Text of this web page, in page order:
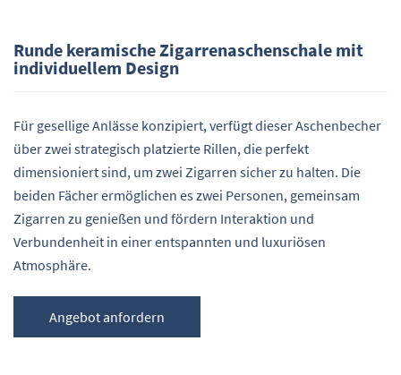
Runde keramische Zigarrenaschenschale mit
individuellem Design
Für gesellige Anlässe konzipiert, verfügt dieser Aschenbecher
über zwei strategisch platzierte Rillen, die perfekt
dimensioniert sind, um zwei Zigarren sicher zu halten. Die
beiden Fächer ermöglichen es zwei Personen, gemeinsam
Zigarren zu genießen und fördern Interaktion und
Verbundenheit in einer entspannten und luxuriösen
Atmosphäre.
Angebot anfordern